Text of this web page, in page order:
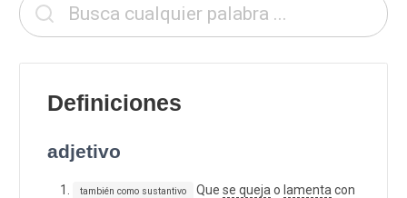
Definiciones
adjetivo
también como sustantivo Que se queja o lamenta con